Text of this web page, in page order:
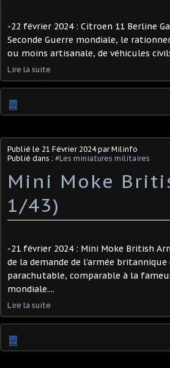
-22 février 2024 : Citroen 11 Berline
Seconde Guerre mondiale, le
ou moins artisanale, de véhicules
Lire la suite
…
Publié le 21 Février 2024par Milinfo
Publié dans : #Les miniatures militaires
Mini Moke
1/43)
-21 février 2024 : Mini Moke British
de la demande de l'armée
parachutable, comparable à la
mondiale....
Lire la suite
…